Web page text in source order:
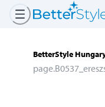
BetterStyle